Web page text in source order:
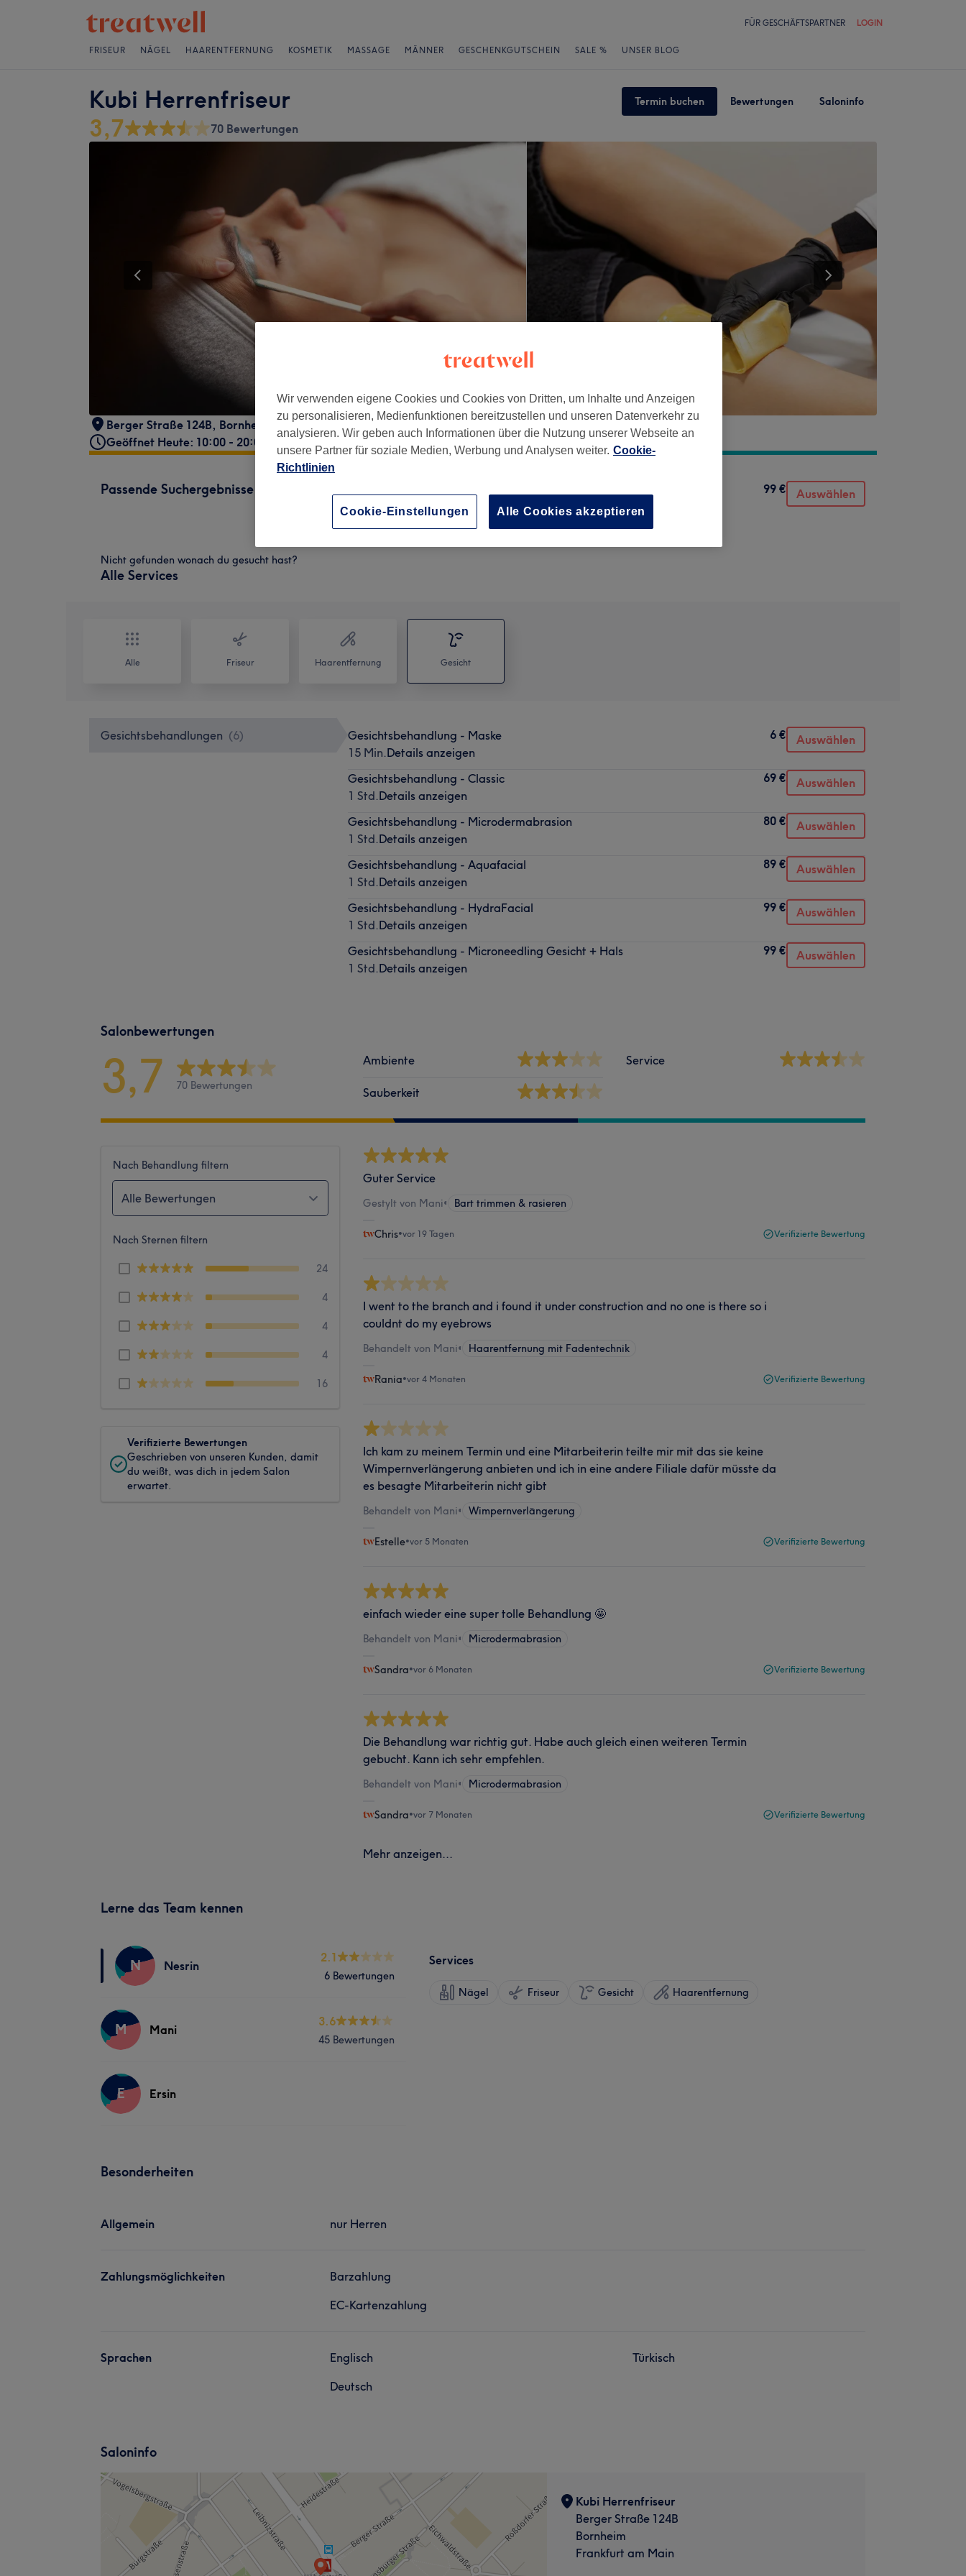
FÜR GESCHÄFTSPARTNER LOGIN
FRISEUR NÄGEL HAARENTFERNUNG KOSMETIK MASSAGE MÄNNER GESCHENKGUTSCHEIN SALE % UNSER BLOG
Kubi Herrenfriseur Termin buchen Bewertungen Saloninfo
3,7 70 Bewertungen
Berger Straße 124B, Bornheim
Frankfurt am Main
Geöffnet Heute: 10:00 - 20:00
Passende Suchergebnisse
1 Std.Details anzeigen
99 € Auswählen
Nicht gefunden wonach du gesucht hast?
Alle Services
Alle Friseur Haarentfernung Gesicht
Gesichtsbehandlungen (6)
Gesichtsbehandlung - Maske
15 Min.Details anzeigen
6 € Auswählen
Gesichtsbehandlung - Classic
1 Std.Details anzeigen
69 € Auswählen
Gesichtsbehandlung - Microdermabrasion
1 Std.Details anzeigen
80 € Auswählen
Gesichtsbehandlung - Aquafacial
1 Std.Details anzeigen
89 € Auswählen
Gesichtsbehandlung - HydraFacial
1 Std.Details anzeigen
99 € Auswählen
Gesichtsbehandlung - Microneedling Gesicht + Hals
1 Std.Details anzeigen
99 € Auswählen
Salonbewertungen
3,7 70 Bewertungen
Ambiente
Sauberkeit
Service
Nach Behandlung filtern
Alle Bewertungen
Nach Sternen filtern
24
4
4
4
16
Verifizierte Bewertungen
Geschrieben von unseren Kunden, damit
du weißt, was dich in jedem Salon
erwartet.
Guter Service
Gestylt von Mani• Bart trimmen & rasieren
Chris•vor 19 Tagen Verifizierte Bewertung
I went to the branch and i found it under construction and no one is there so i
couldnt do my eyebrows
Behandelt von Mani• Haarentfernung mit Fadentechnik
Rania•vor 4 Monaten Verifizierte Bewertung
Ich kam zu meinem Termin und eine Mitarbeiterin teilte mir mit das sie keine
Wimpernverlängerung anbieten und ich in eine andere Filiale dafür müsste da
es besagte Mitarbeiterin nicht gibt
Behandelt von Mani• Wimpernverlängerung
Estelle•vor 5 Monaten Verifizierte Bewertung
einfach wieder eine super tolle Behandlung 🤩
Behandelt von Mani• Microdermabrasion
Sandra•vor 6 Monaten Verifizierte Bewertung
Die Behandlung war richtig gut. Habe auch gleich einen weiteren Termin
gebucht. Kann ich sehr empfehlen.
Behandelt von Mani• Microdermabrasion
Sandra•vor 7 Monaten Verifizierte Bewertung
Mehr anzeigen...
Lerne das Team kennen
N Nesrin
2.1
6 Bewertungen
M Mani
3.6
45 Bewertungen
E Ersin
Services
Nägel Friseur Gesicht Haarentfernung
Besonderheiten
Allgemein nur Herren
Zahlungsmöglichkeiten
Barzahlung
EC-Kartenzahlung
Sprachen
Englisch
Deutsch
Türkisch
Saloninfo
Kubi Herrenfriseur
Berger Straße 124B
Bornheim
Frankfurt am Main
Wir verwenden eigene Cookies und Cookies von Dritten, um Inhalte und Anzeigen
zu personalisieren, Medienfunktionen bereitzustellen und unseren Datenverkehr zu
analysieren. Wir geben auch Informationen über die Nutzung unserer Webseite an
unsere Partner für soziale Medien, Werbung und Analysen weiter. Cookie-
Richtlinien
Cookie-Einstellungen Alle Cookies akzeptieren